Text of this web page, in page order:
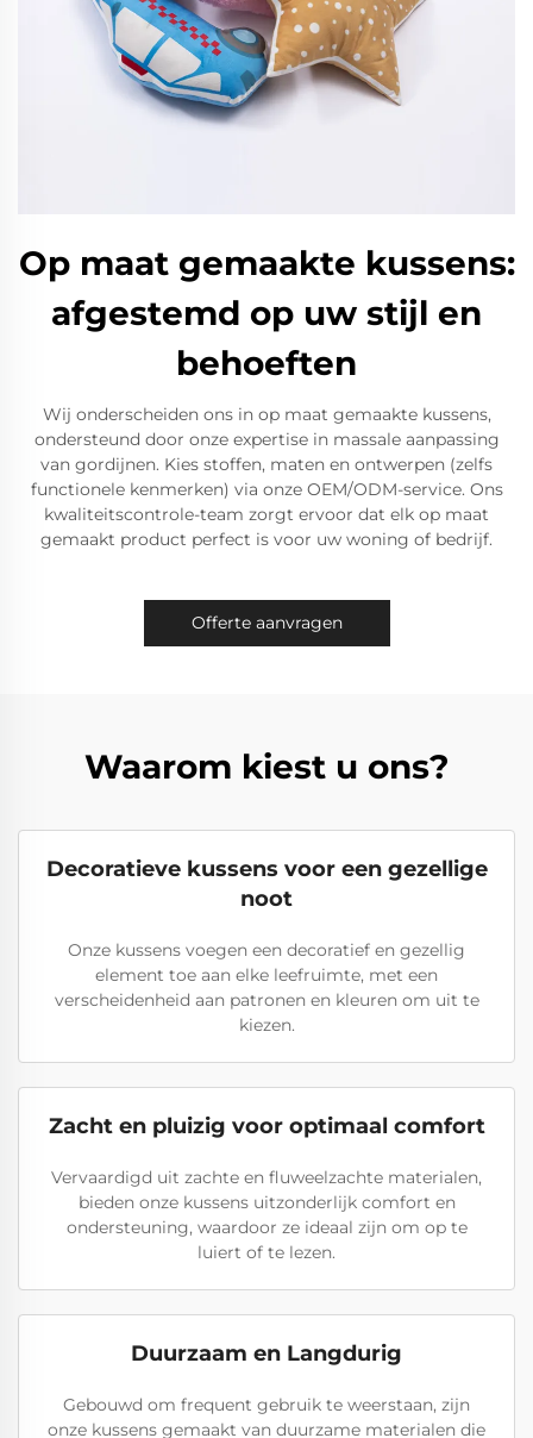
Op maat gemaakte kussens:
afgestemd op uw stijl en
behoeften
Wij onderscheiden ons in op maat gemaakte kussens,
ondersteund door onze expertise in massale aanpassing
van gordijnen. Kies stoffen, maten en ontwerpen (zelfs
functionele kenmerken) via onze OEM/ODM-service. Ons
kwaliteitscontrole-team zorgt ervoor dat elk op maat
gemaakt product perfect is voor uw woning of bedrijf.
Offerte aanvragen
Waarom kiest u ons?
Decoratieve kussens voor een gezellige
noot
Onze kussens voegen een decoratief en gezellig
element toe aan elke leefruimte, met een
verscheidenheid aan patronen en kleuren om uit te
kiezen.
Zacht en pluizig voor optimaal comfort
Vervaardigd uit zachte en fluweelzachte materialen,
bieden onze kussens uitzonderlijk comfort en
ondersteuning, waardoor ze ideaal zijn om op te
luiert of te lezen.
Duurzaam en Langdurig
Gebouwd om frequent gebruik te weerstaan, zijn
onze kussens gemaakt van duurzame materialen die